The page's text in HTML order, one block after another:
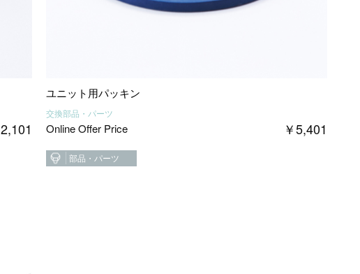
2,101
ユニット用パッキン
交換部品・パーツ
Online Offer Price ￥5,401
部品・パーツ